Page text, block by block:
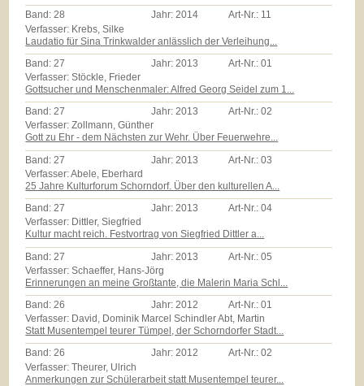
Band:28 Jahr:2014 Art-Nr.: 11
Verfasser: Krebs, Silke
Laudatio für Sina Trinkwalder anlässlich der Verleihung...
Band: 27 Jahr: 2013 Art-Nr.:01
Verfasser: Stöckle, Frieder
Gottsucher und Menschenmaler: Alfred Georg Seidel zum 1...
Band:27 Jahr:2013 Art-Nr.:02
Verfasser: Zollmann, Günther
Gott zu Ehr - dem Nächsten zur Wehr. Über Feuerwehre...
Band: 27 Jahr: 2013 Art-Nr.:03
Verfasser: Abele, Eberhard
25 Jahre Kulturforum Schorndorf. Über den kulturellen A...
Band:27 Jahr:2013 Art-Nr.:04
Verfasser: Dittler, Siegfried
Kultur macht reich. Festvortrag von Siegfried Dittler a...
Band: 27 Jahr: 2013 Art-Nr.:05
Verfasser: Schaeffer, Hans-Jörg
Erinnerungen an meine Großtante, die Malerin Maria Schl...
Band:26 Jahr:2012 Art-Nr.:01
Verfasser: David, Dominik Marcel Schindler Abt, Martin
Statt Musentempel teurer Tümpel, der Schorndorfer Stadt...
Band:26 Jahr:2012 Art-Nr.:02
Verfasser: Theurer, Ulrich
Anmerkungen zur Schülerarbeit statt Musentempel teurer...